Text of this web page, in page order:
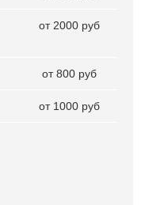
от 2000 руб
от 800 руб
от 1000 руб